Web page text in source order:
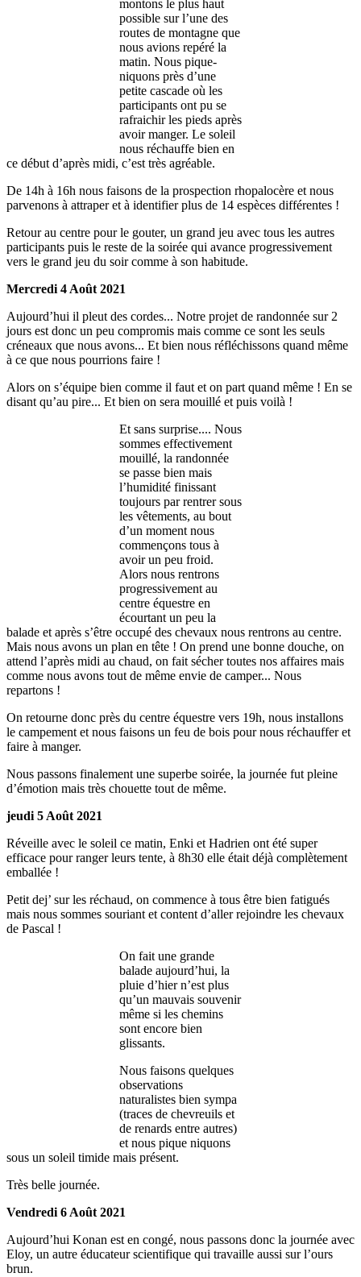
montons le plus haut
possible sur l’une des
routes de montagne que
nous avions repéré la
matin. Nous pique-
niquons près d’une
petite cascade où les
participants ont pu se
rafraichir les pieds après
avoir manger. Le soleil
nous réchauffe bien en
ce début d’après midi, c’est très agréable.
De 14h à 16h nous faisons de la prospection rhopalocère et nous
parvenons à attraper et à identifier plus de 14 espèces différentes !
Retour au centre pour le gouter, un grand jeu avec tous les autres
participants puis le reste de la soirée qui avance progressivement
vers le grand jeu du soir comme à son habitude.
Mercredi 4 Août 2021
Aujourd’hui il pleut des cordes... Notre projet de randonnée sur 2
jours est donc un peu compromis mais comme ce sont les seuls
créneaux que nous avons... Et bien nous réfléchissons quand même
à ce que nous pourrions faire !
Alors on s’équipe bien comme il faut et on part quand même ! En se
disant qu’au pire... Et bien on sera mouillé et puis voilà !
Et sans surprise.... Nous
sommes effectivement
mouillé, la randonnée
se passe bien mais
l’humidité finissant
toujours par rentrer sous
les vêtements, au bout
d’un moment nous
commençons tous à
avoir un peu froid.
Alors nous rentrons
progressivement au
centre équestre en
écourtant un peu la
balade et après s’être occupé des chevaux nous rentrons au centre.
Mais nous avons un plan en tête ! On prend une bonne douche, on
attend l’après midi au chaud, on fait sécher toutes nos affaires mais
comme nous avons tout de même envie de camper... Nous
repartons !
On retourne donc près du centre équestre vers 19h, nous installons
le campement et nous faisons un feu de bois pour nous réchauffer et
faire à manger.
Nous passons finalement une superbe soirée, la journée fut pleine
d’émotion mais très chouette tout de même.
jeudi 5 Août 2021
Réveille avec le soleil ce matin, Enki et Hadrien ont été super
efficace pour ranger leurs tente, à 8h30 elle était déjà complètement
emballée !
Petit dej’ sur les réchaud, on commence à tous être bien fatigués
mais nous sommes souriant et content d’aller rejoindre les chevaux
de Pascal !
On fait une grande
balade aujourd’hui, la
pluie d’hier n’est plus
qu’un mauvais souvenir
même si les chemins
sont encore bien
glissants.
Nous faisons quelques
observations
naturalistes bien sympa
(traces de chevreuils et
de renards entre autres)
et nous pique niquons
sous un soleil timide mais présent.
Très belle journée.
Vendredi 6 Août 2021
Aujourd’hui Konan est en congé, nous passons donc la journée avec
Eloy, un autre éducateur scientifique qui travaille aussi sur l’ours
brun.